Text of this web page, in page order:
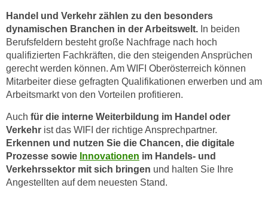
Handel und Verkehr zählen zu den besonders
dynamischen Branchen in der Arbeitswelt. In beiden
Berufsfeldern besteht große Nachfrage nach hoch
qualifizierten Fachkräften, die den steigenden Ansprüchen
gerecht werden können. Am WIFI Oberösterreich können
Mitarbeiter diese gefragten Qualifikationen erwerben und am
Arbeitsmarkt von den Vorteilen profitieren.
Auch für die interne Weiterbildung im Handel oder
Verkehr ist das WIFI der richtige Ansprechpartner.
Erkennen und nutzen Sie die Chancen, die digitale
Prozesse sowie Innovationen im Handels- und
Verkehrssektor mit sich bringen und halten Sie Ihre
Angestellten auf dem neuesten Stand.
t
e
n
s
c
h
t
z
e
r
k